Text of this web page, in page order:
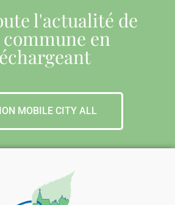
l'actualité de
en
MOBILE CITY ALL